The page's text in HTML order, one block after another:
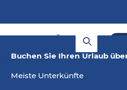
Buchen Sie Ihren Urlaub
Meiste Unterkünfte